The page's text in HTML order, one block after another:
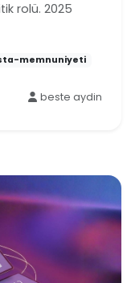
rolü. 2025
memnuniyeti
beste aydin